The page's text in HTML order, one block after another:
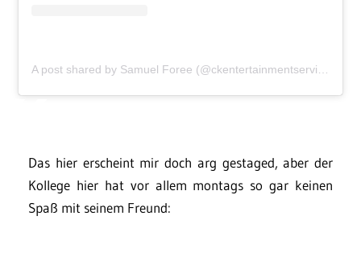
Das hier erscheint mir doch arg gestaged, aber der
Kollege hier hat vor allem montags so gar keinen
Spaß mit seinem Freund: